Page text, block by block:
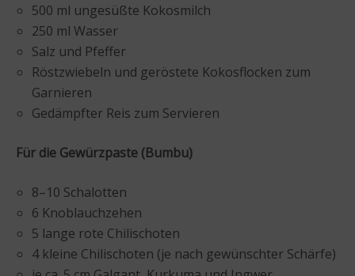
500 ml ungesüßte Kokosmilch
250 ml Wasser
Salz und Pfeffer
Röstzwiebeln und geröstete Kokosflocken zum
Garnieren
Gedämpfter Reis zum Servieren
Für die Gewürzpaste (Bumbu)
8–10 Schalotten
6 Knoblauchzehen
5 lange rote Chilischoten
4 kleine Chilischoten (je nach gewünschter Schärfe)